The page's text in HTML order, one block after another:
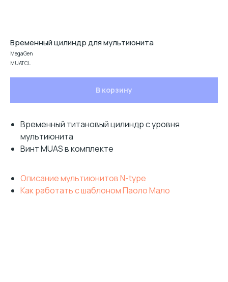
Временный цилиндр для мультиюнита
MegaGen
MUATCL
В корзину
Временный титановый цилиндр с уровня
мультиюнита
Винт MUAS в комплекте
Описание мультиюнитов N-type
Как работать с шаблоном Паоло Мало